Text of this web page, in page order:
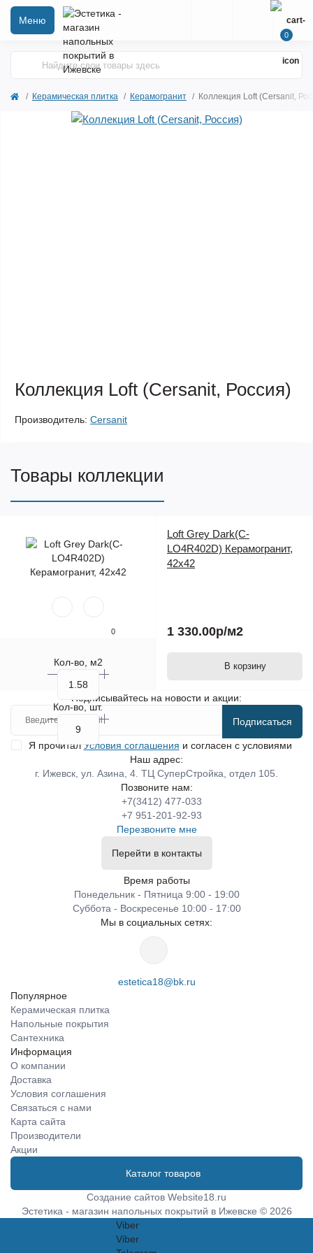
Меню
0
Керамическая плитка Керамогранит Коллекция Loft (Cersanit,
Коллекция Loft (Cersanit, Россия)
Производитель: Cersanit
Товары коллекции
0
Кол-во, м2
Кол-во, шт.
Loft Grey Dark(C-
LO4R402D) Керамогранит,
42x42
1 330.00р/м2
В корзину
Подписывайтесь на новости и акции:
Подписаться
Я прочитал Условия соглашения и согласен с условиями
Наш адрес:
г. Ижевск, ул. Азина, 4. ТЦ СуперСтройка, отдел 105.
Позвоните нам:
+7(3412) 477-033
+7 951-201-92-93
Перезвоните мне
Перейти в контакты
Время работы
Понедельник - Пятница 9:00 - 19:00
Суббота - Воскресенье 10:00 - 17:00
Мы в социальных сетях:
estetica18@bk.ru
Популярное
Керамическая плитка
Напольные покрытия
Сантехника
Информация
О компании
Доставка
Условия соглашения
Связаться с нами
Карта сайта
Производители
Акции
Каталог товаров
Создание сайтов Website18.ru
Эстетика - магазин напольных покрытий в Ижевске © 2026
Viber
Viber